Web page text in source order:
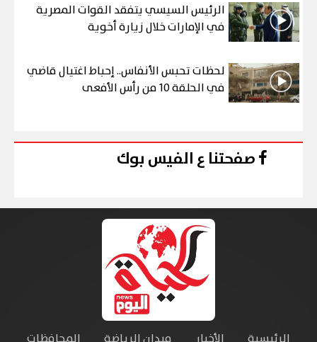
الرئيس السيسي يتفقد القوات المصرية
في الإمارات خلال زيارة أخوية
لحظات تحبس الأنفاس.. إحباط اغتيال قاضي
في الحلقة 10 من رأس الأفعى
صفحتنا ع الفيس بوك